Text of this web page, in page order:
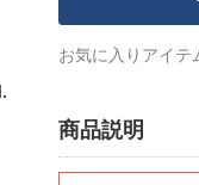
お気に入りアイテ
商品説明